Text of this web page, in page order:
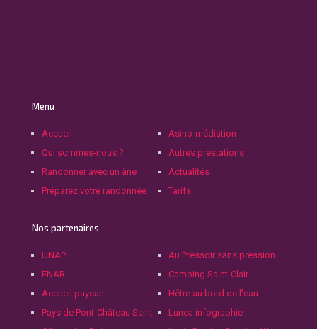
Menu
Accueil
Qui sommes-nous ?
Randonner avec un âne
Préparez votre randonnée
Asino-médiation
Autres prestations
Actualités
Tarifs
Nos partenaires
UNAP
FNAR
Accueil paysan
Pays de Pont-Château Saint-
Au Pressoir sans pression
Camping Saint-Clair
Hêtre au bord de l’eau
Lunea infographie